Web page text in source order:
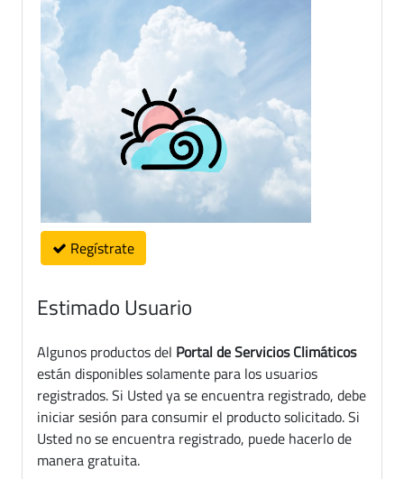
Regístrate
Estimado Usuario
Algunos productos del Portal de Servicios Climáticos
están disponibles solamente para los usuarios
registrados. Si Usted ya se encuentra registrado, debe
iniciar sesión para consumir el producto solicitado. Si
Usted no se encuentra registrado, puede hacerlo de
manera gratuita.